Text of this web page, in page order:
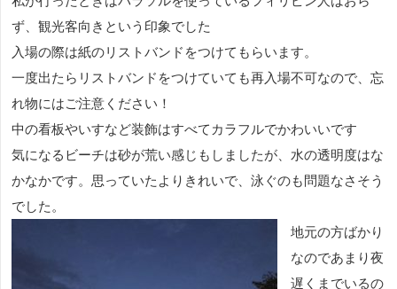
ず、観光客向きという印象でした
入場の際は紙のリストバンドをつけてもらいます。
一度出たらリストバンドをつけていても再入場不可なので、忘
れ物にはご注意ください！
中の看板やいすなど装飾はすべてカラフルでかわいいです
気になるビーチは砂が荒い感じもしましたが、水の透明度はな
かなかです。思っていたよりきれいで、泳ぐのも問題なさそう
でした。
地元の方ばかり
なのであまり夜
遅くまでいるの